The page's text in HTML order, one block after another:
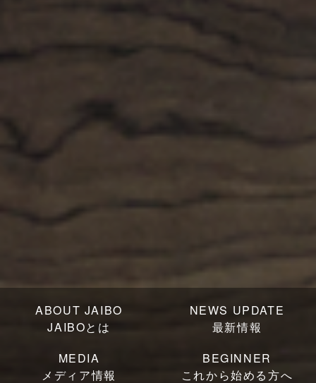
ABOUT JAIBO
JAIBOとは
NEWS UPDATE
最新情報
MEDIA
メディア情報
BEGINNER
これから始める方へ